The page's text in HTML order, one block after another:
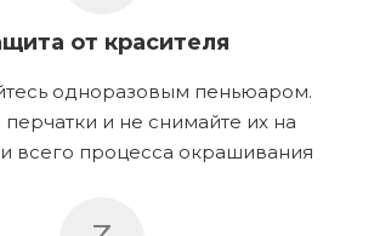
от красителя
одноразовым пеньюаром.
и не снимайте их на
всего процесса окрашивания